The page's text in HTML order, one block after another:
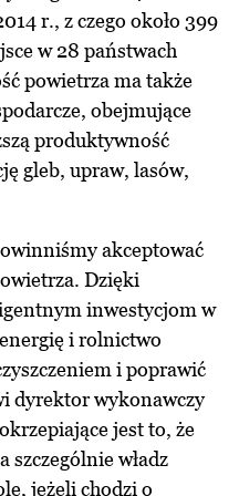
r., z czego około 399
w 28 państwach
powietrza ma także
obejmujące
produktywność
gleb, upraw, lasów,
akceptować
Dzięki
inwestycjom w
i rolnictwo
i poprawić
dyrektor wykonawczy
jest to, że
szczególnie władz
jeżeli chodzi o